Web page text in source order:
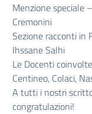
Menzione speciale
Cremonini
Sezione racconti in
Ihssane Salhi
Le Docenti
Centineo, Colaci,
A tutti i nostri
congratulazioni!